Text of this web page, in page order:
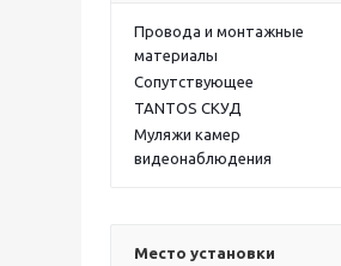
Провода и монтажные
материалы
Сопутствующее
TANTOS СКУД
Муляжи камер
видеонаблюдения
Место установки